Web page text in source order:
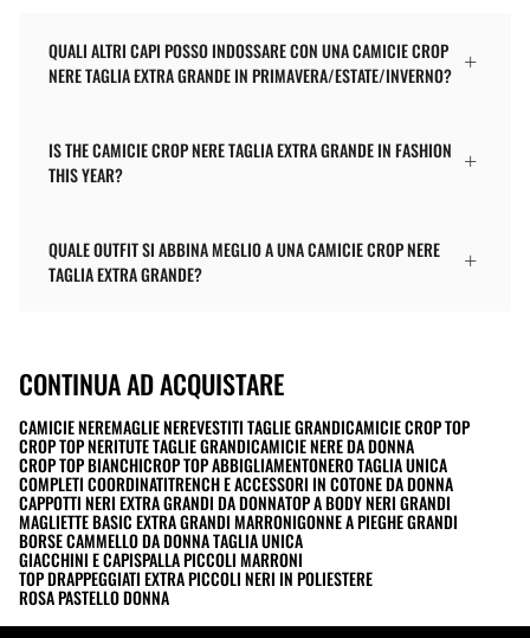
QUALI ALTRI CAPI POSSO INDOSSARE CON UNA CAMICIE CROP
NERE TAGLIA EXTRA GRANDE IN PRIMAVERA/ESTATE/INVERNO?
IS THE CAMICIE CROP NERE TAGLIA EXTRA GRANDE IN FASHION
THIS YEAR?
QUALE OUTFIT SI ABBINA MEGLIO A UNA CAMICIE CROP NERE
TAGLIA EXTRA GRANDE?
CONTINUA AD ACQUISTARE
CAMICIE NEREMAGLIE NEREVESTITI TAGLIE GRANDICAMICIE CROP TOP
CROP TOP NERITUTE TAGLIE GRANDICAMICIE NERE DA DONNA
CROP TOP BIANCHICROP TOP ABBIGLIAMENTONERO TAGLIA UNICA
COMPLETI COORDINATITRENCH E ACCESSORI IN COTONE DA DONNA
CAPPOTTI NERI EXTRA GRANDI DA DONNATOP A BODY NERI GRANDI
MAGLIETTE BASIC EXTRA GRANDI MARRONIGONNE A PIEGHE GRANDI
BORSE CAMMELLO DA DONNA TAGLIA UNICA
GIACCHINI E CAPISPALLA PICCOLI MARRONI
TOP DRAPPEGGIATI EXTRA PICCOLI NERI IN POLIESTERE
ROSA PASTELLO DONNA